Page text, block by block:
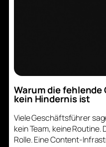
Warum die
kein Hindernis ist
Viele Geschäftsführer
kein Team, keine Routine.
Rolle. Eine Content-